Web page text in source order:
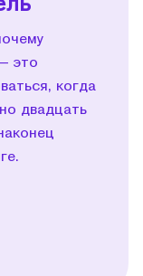
это
когда
двадцать